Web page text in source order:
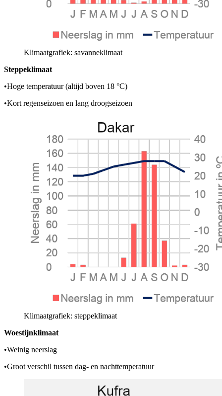
Klimaatgrafiek: savanneklimaat
Steppeklimaat
•Hoge temperatuur (altijd boven 18 °C)
•Kort regenseizoen en lang droogseizoen
Klimaatgrafiek: steppeklimaat
Woestijnklimaat
•Weinig neerslag
•Groot verschil tussen dag- en nachttemperatuur